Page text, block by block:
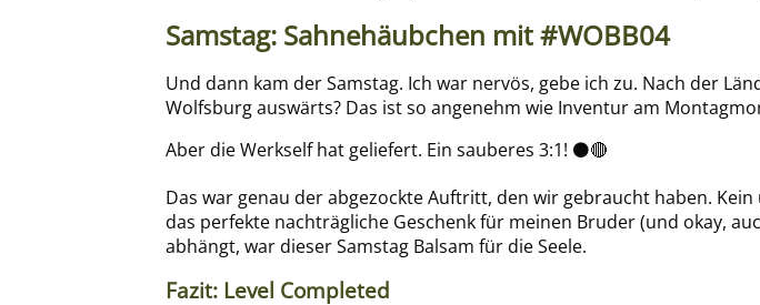
Samstag: Sahnehäubchen mit #WOBB04
Und dann kam der Samstag. Ich war nervös, gebe ich zu. Nach der
Wolfsburg auswärts? Das ist so angenehm wie Inventur am
Aber die Werkself hat geliefert. Ein sauberes 3:1! ⚫🔴
Das war genau der abgezockte Auftritt, den wir gebraucht haben.
das perfekte nachträgliche Geschenk für meinen Bruder (und okay,
abhängt, war dieser Samstag Balsam für die Seele.
Fazit: Level Completed